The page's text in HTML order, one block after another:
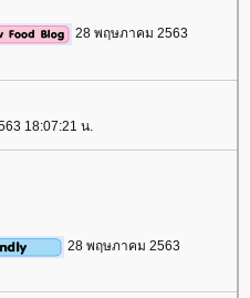
28 พฤษภาคม 2563
18:07:21 น.
28 พฤษภาคม 2563